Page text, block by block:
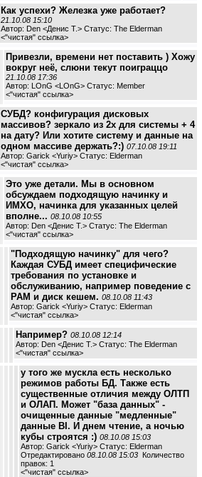
Как успехи? Железка уже работает?
21.10.08 15:10
Автор: Den <Денис Т.> Статус: The Elderman
<"чистая" ссылка>
Привезли, времени нет поставить ) Хожу
вокруг неё, слюни текут поиграццо
21.10.08 17:36
Автор: LOnG <LOnG> Статус: Member
<"чистая" ссылка>
СУБД? конфигурация дисковых
массивов? зеркало из 2х для системы + 4
на дату? Или хотите систему и данные на
одном массиве держать?:) 07.10.08 19:11
Автор: Garick <Yuriy> Статус: Elderman
<"чистая" ссылка>
Это уже детали. Мы в основном
обсуждаем подходящую начинку и
ИМХО, начинка для указанных целей
вполне... 08.10.08 10:55
Автор: Den <Денис Т.> Статус: The Elderman
<"чистая" ссылка>
"Подходящую начинку" для чего?
Каждая СУБД имеет специфические
требования по установке и
обслуживанию, например поведение с
РАМ и диск кешем. 08.10.08 11:43
Автор: Garick <Yuriy> Статус: Elderman
<"чистая" ссылка>
Например? 08.10.08 12:14
Автор: Den <Денис Т.> Статус: The Elderman
<"чистая" ссылка>
у того же мускла есть несколько
режимов работы БД. Также есть
существенные отличия между ОЛТП
и ОЛАП. Может "база данных" -
очищенные данные "медленные"
данные BI. И днем чтение, а ночью
кубы строятся :) 08.10.08 15:03
Автор: Garick <Yuriy> Статус: Elderman
Отредактировано 08.10.08 15:03 Количество
правок: 1
<"чистая" ссылка>